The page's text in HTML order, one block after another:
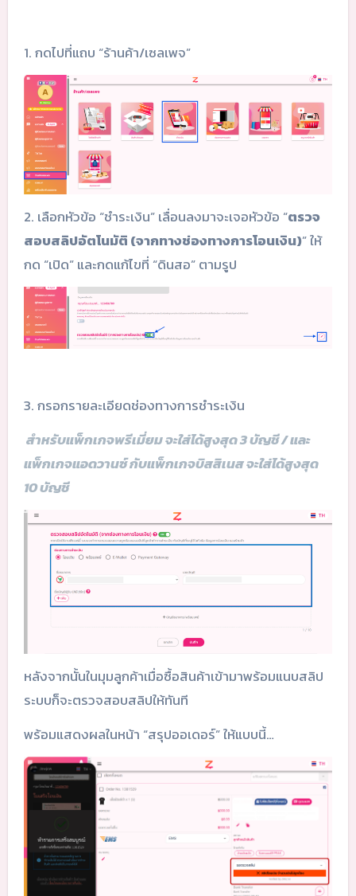
1. กดไปที่แถบ “ร้านค้า/เซลเพจ”
2. เลือกหัวข้อ “ชำระเงิน” เลื่อนลงมาจะเจอหัวข้อ “ตรวจ
สอบสลิปอัตโนมัติ (จากทางช่องทางการโอนเงิน)” ให้
กด “เปิด” และกดแก้ไขที่ “ดินสอ” ตามรูป
3. กรอกรายละเอียดช่องทางการชำระเงิน
สำหรับแพ็กเกจพรีเมี่ยม จะใส่ได้สูงสุด 3 บัญชี / และ
แพ็กเกจแอดวานซ์ กับแพ็กเกจบิสสิเนส จะใส่ได้สูงสุด
10 บัญชี
หลังจากนั้นในมุมลูกค้าเมื่อซื้อสินค้าเข้ามาพร้อมแนบสลิป
ระบบก็จะตรวจสอบสลิปให้ทันที
พร้อมแสดงผลในหน้า “สรุปออเดอร์” ให้แบบนี้…